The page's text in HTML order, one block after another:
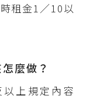
租金1／10以
麼做？
上規定內容